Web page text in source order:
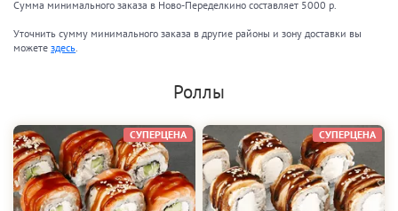
Сумма минимального заказа в Ново-Переделкино составляет 5000 р.
Уточнить сумму минимального заказа в другие районы и зону доставки вы
можетездесь.
Роллы
СУПЕРЦЕНА СУПЕРЦЕНА